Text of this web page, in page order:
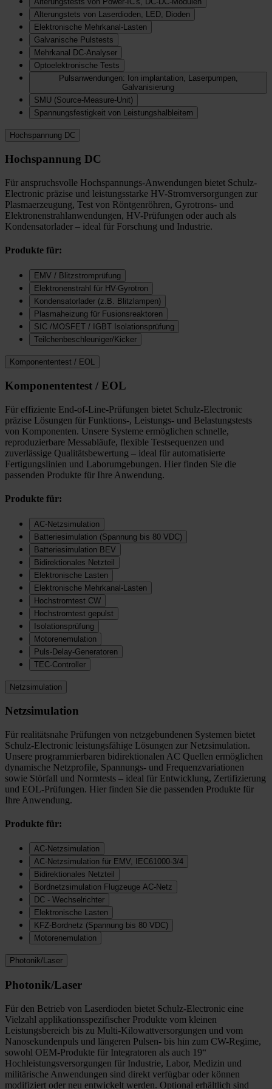
Alterungstets von Laserdioden, LED, Dioden
Elektronische Mehrkanal-Lasten
Galvanische Pulstests
Mehrkanal DC-Analyser
Optoelektronische Tests
Pulsanwendungen: Ion implantation, Laserpumpen,
Galvanisierung
SMU (Source-Measure-Unit)
Spannungsfestigkeit von Leistungshalbleitern
Hochspannung DC
Hochspannung DC
Für anspruchsvolle Hochspannungs-Anwendungen bietet Schulz-
Electronic präzise und leistungsstarke HV-Stromversorgungen zur
Plasmaerzeugung, Test von Röntgenröhren, Gyrotrons- und
Elektronenstrahlanwendungen, HV-Prüfungen oder auch als
Kondensatorlader – ideal für Forschung und Industrie.
Produkte für:
EMV / Blitzstromprüfung
Elektronenstrahl für HV-Gyrotron
Kondensatorlader (z.B. Blitzlampen)
Plasmaheizung für Fusionsreaktoren
SIC /MOSFET / IGBT Isolationsprüfung
Teilchenbeschleuniger/Kicker
Komponententest / EOL
Komponententest / EOL
Für effiziente End-of-Line-Prüfungen bietet Schulz-Electronic
präzise Lösungen für Funktions-, Leistungs- und Belastungstests
von Komponenten. Unsere Systeme ermöglichen schnelle,
reproduzierbare Messabläufe, flexible Testsequenzen und
zuverlässige Qualitätsbewertung – ideal für automatisierte
Fertigungslinien und Laborumgebungen. Hier finden Sie die
passenden Produkte für Ihre Anwendung.
Produkte für:
AC-Netzsimulation
Batteriesimulation (Spannung bis 80 VDC)
Batteriesimulation BEV
Bidirektionales Netzteil
Elektronische Lasten
Elektronische Mehrkanal-Lasten
Hochstromtest CW
Hochstromtest gepulst
Isolationsprüfung
Motorenemulation
Puls-Delay-Generatoren
TEC-Controller
Netzsimulation
Netzsimulation
Für realitätsnahe Prüfungen von netzgebundenen Systemen bietet
Schulz-Electronic leistungsfähige Lösungen zur Netzsimulation.
Unsere programmierbaren bidirektionalen AC Quellen ermöglichen
dynamische Netzprofile, Spannungs- und Frequenzvariationen
sowie Störfall und Normtests – ideal für Entwicklung, Zertifizierung
und EOL-Prüfungen. Hier finden Sie die passenden Produkte für
Ihre Anwendung.
Produkte für:
AC-Netzsimulation
AC-Netzsimulation für EMV, IEC61000-3/4
Bidirektionales Netzteil
Bordnetzsimulation Flugzeuge AC-Netz
DC - Wechselrichter
Elektronische Lasten
KFZ-Bordnetz (Spannung bis 80 VDC)
Motorenemulation
Photonik/Laser
Photonik/Laser
Für den Betrieb von Laserdioden bietet Schulz-Electronic eine
Vielzahl applikationsspezifischer Produkte vom kleinen
Leistungsbereich bis zu Multi-Kilowattversorgungen und vom
Nanosekundenpuls und längeren Pulsen- bis hin zum CW-Regime,
sowohl OEM-Produkte für Integratoren als auch 19“
Hochleistungsversorgungen für Industrie, Labor, Medizin und
militärische Anwendungen sind direkt verfügbar oder können
modifiziert oder neu entwickelt werden. Optional erhältlich sind